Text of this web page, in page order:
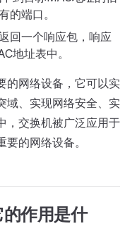
的端口。
回一个响应包，响应
地址表中。
的网络设备，它可以实
域、实现网络安全、实
，交换机被广泛应用于
的网络设备。
作用是什